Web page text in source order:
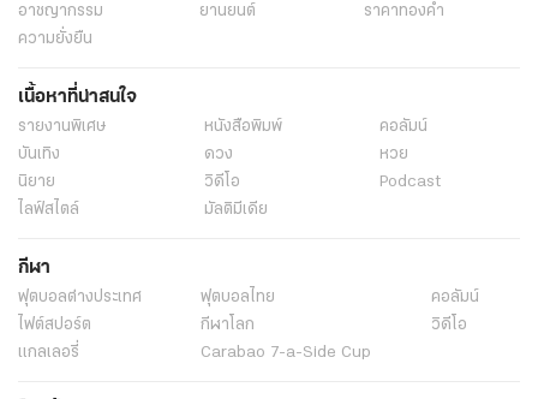
อาชญากรรม
ยานยนต์
ราคาทองคำ
ความยั่งยืน
เนื้อหาที่น่าสนใจ
รายงานพิเศษ หนังสือพิมพ์
คอลัมน์
บันเทิง
ดวง
หวย
นิยาย
วิดีโอ
Podcast
ไลฟ์สไตล์
มัลติมีเดีย
กีฬา
ฟุตบอลต่่างประเทศ ฟุตบอลไทย
คอลัมน์
ไฟต์สปอร์ต
กีฬาโลก
วิดีโอ
แกลเลอรี่
Carabao 7-a-Side Cup